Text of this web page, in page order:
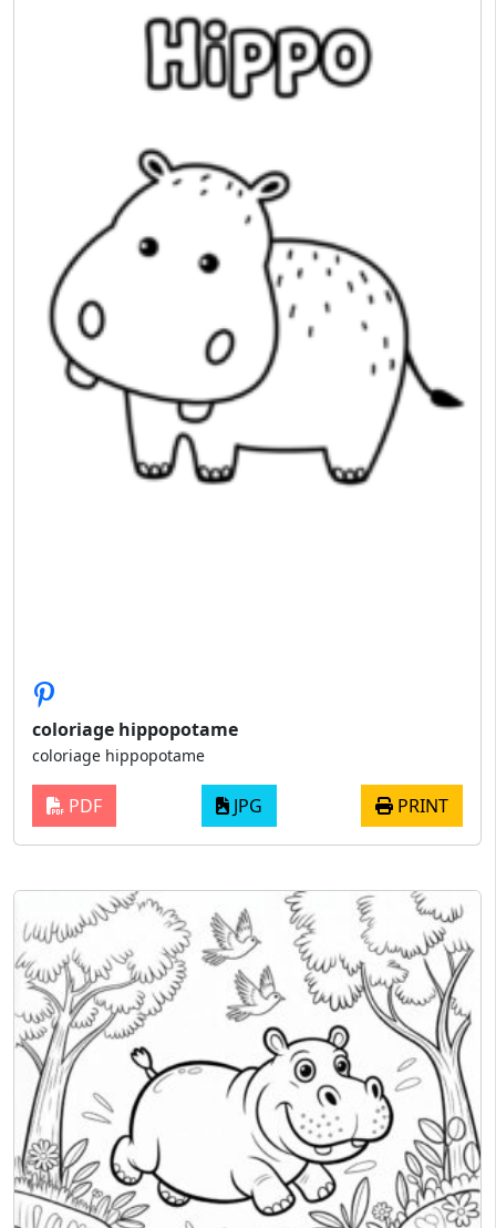
coloriage hippopotame
coloriage hippopotame
PDF JPG PRINT